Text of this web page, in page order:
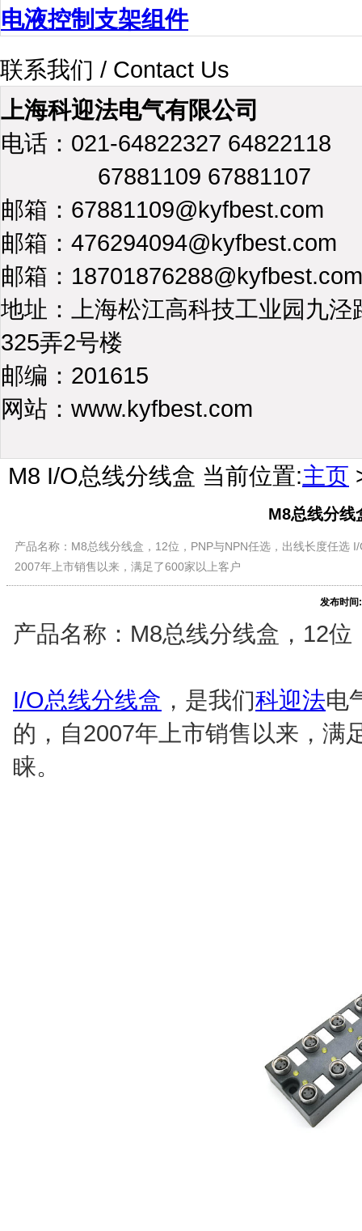
电液控制支架组件
联系我们 / Contact Us
上海科迎法电气有限公司
电话：021-64822327 64822118
67881109 67881107
邮箱：67881109@kyfbest.com
邮箱：476294094@kyfbest.com
邮箱：18701876288@kyfbest.com
地址：上海松江高科技工业园九泾
325弄2号楼
邮编：201615
网站：www.kyfbest.com
M8 I/O总线分线盒 当前位置:主页
M8总线分线
产品名称：M8总线分线盒，12位，PNP与NPN任选，出线长度任选
2007年上市销售以来，满足了600家以上客户
发布时间:
产品名称：M8总线分线盒，12
I/O总线分线盒 ，是我们科迎法电
的，自2007年上市销售以来，满
睐。